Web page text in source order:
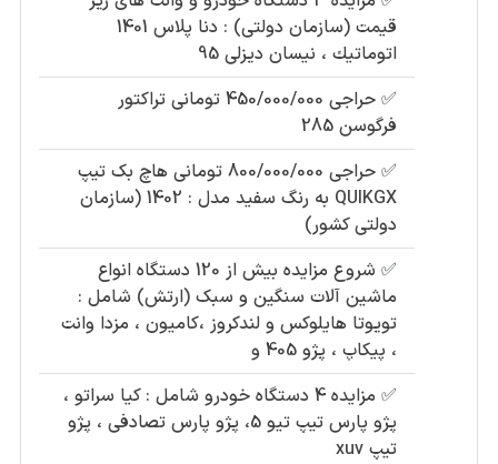
قیمت (سازمان دولتی) : دنا پلاس 1401
اتوماتيك ، نیسان دیزلی 95
✅
حراجی 450/000/000 تومانی تراکتور
فرگوسن 285
✅
حراجی 800/000/000 تومانی ھاچ بک تیپ
QUIKGX به رنگ سفید مدل : 1402 (سازمان
دولتی کشور)
✅
شروع مزایده بیش از 120 دستگاه انواع
ماشین آلات سنگین و سبک (ارتش) شامل :
تویوتا هایلوکس و لندکروز ،کامیون ، مزدا وانت
، پیکاپ ، پژو 405 و
✅
مزایده 4 دستگاه خودرو شامل : کیا سراتو ،
پژو پارس تیپ تیو 5، پژو پارس تصادفی ، پژو
تیپ xuv